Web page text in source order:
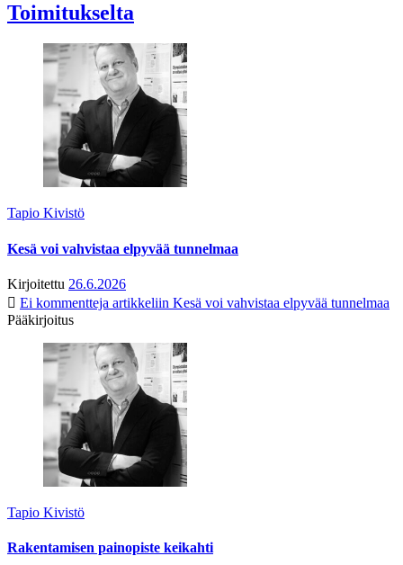
Toimitukselta
Tapio Kivistö
Kesä voi vahvistaa elpyvää tunnelmaa
Kirjoitettu 26.6.2026
Ei kommentteja artikkeliin Kesä voi vahvistaa elpyvää tunnelmaa
Pääkirjoitus
Tapio Kivistö
Rakentamisen painopiste keikahti